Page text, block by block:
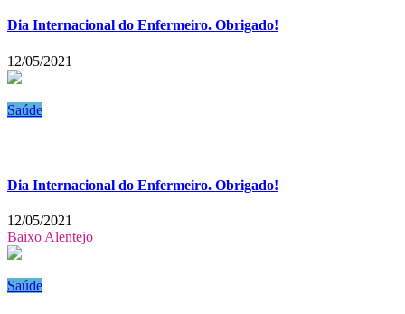
Dia Internacional do Enfermeiro. Obrigado!
12/05/2021
Saúde
Dia Internacional do Enfermeiro. Obrigado!
12/05/2021
Baixo Alentejo
Saúde